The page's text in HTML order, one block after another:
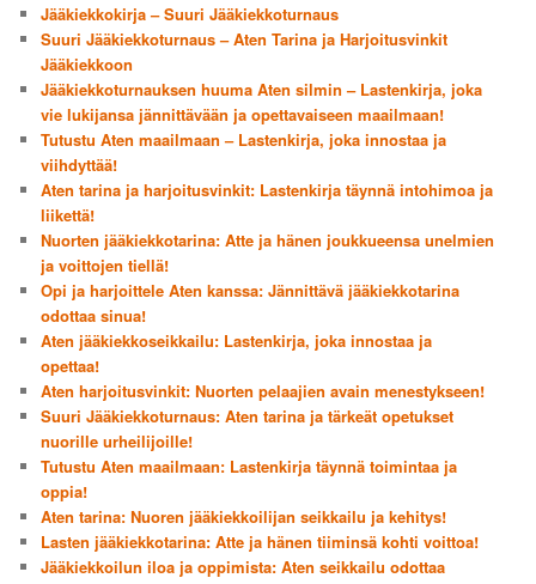
Jääkiekkokirja – Suuri Jääkiekkoturnaus
Suuri Jääkiekkoturnaus – Aten Tarina ja Harjoitusvinkit
Jääkiekkoon
Jääkiekkoturnauksen huuma Aten silmin – Lastenkirja, joka
vie lukijansa jännittävään ja opettavaiseen maailmaan!
Tutustu Aten maailmaan – Lastenkirja, joka innostaa ja
viihdyttää!
Aten tarina ja harjoitusvinkit: Lastenkirja täynnä intohimoa ja
liikettä!
Nuorten jääkiekkotarina: Atte ja hänen joukkueensa unelmien
ja voittojen tiellä!
Opi ja harjoittele Aten kanssa: Jännittävä jääkiekkotarina
odottaa sinua!
Aten jääkiekkoseikkailu: Lastenkirja, joka innostaa ja
opettaa!
Aten harjoitusvinkit: Nuorten pelaajien avain menestykseen!
Suuri Jääkiekkoturnaus: Aten tarina ja tärkeät opetukset
nuorille urheilijoille!
Tutustu Aten maailmaan: Lastenkirja täynnä toimintaa ja
oppia!
Aten tarina: Nuoren jääkiekkoilijan seikkailu ja kehitys!
Lasten jääkiekkotarina: Atte ja hänen tiiminsä kohti voittoa!
Jääkiekkoilun iloa ja oppimista: Aten seikkailu odottaa